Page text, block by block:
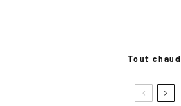
Tout chaud